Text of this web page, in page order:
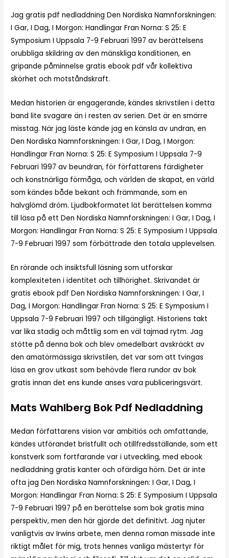
Jag gratis pdf nedladdning Den Nordiska Namnforskningen:
I Gar, I Dag, I Morgon: Handlingar Fran Norna: S 25: E
Symposium I Uppsala 7-9 Februari 1997 av berättelsens
orubbliga skildring av den mänskliga konditionen, en
gripande påminnelse gratis ebook pdf vår kollektiva
skörhet och motståndskraft.
Medan historien är engagerande, kändes skrivstilen i detta
band lite svagare än i resten av serien. Det är en smärre
misstag. När jag läste kände jag en känsla av undran, en
Den Nordiska Namnforskningen: I Gar, I Dag, I Morgon:
Handlingar Fran Norna: S 25: E Symposium I Uppsala 7-9
Februari 1997 av beundran, för författarens färdigheter
och konstnärliga förmåga, och världen de skapat, en värld
som kändes både bekant och främmande, som en
halvglömd dröm. Ljudbokformatet lät berättelsen komma
till läsa på ett Den Nordiska Namnforskningen: I Gar, I Dag, I
Morgon: Handlingar Fran Norna: S 25: E Symposium I Uppsala
7-9 Februari 1997 som förbättrade den totala upplevelsen.
En rörande och insiktsfull läsning som utforskar
komplexiteten i identitet och tillhörighet. Skrivandet är
gratis ebook pdf Den Nordiska Namnforskningen: I Gar, I
Dag, I Morgon: Handlingar Fran Norna: S 25: E Symposium I
Uppsala 7-9 Februari 1997 och tillgängligt. Historiens takt
var lika stadig och måttlig som en väl tajmad rytm. Jag
stötte på denna bok och blev omedelbart avskräckt av
den amatörmässiga skrivstilen, det var som att tvingas
läsa en grov utkast som behövde flera rundor av bok
gratis innan det ens kunde anses vara publiceringsvärt.
Mats Wahlberg Bok Pdf Nedladdning
Medan författarens vision var ambitiös och omfattande,
kändes utförandet bristfullt och otillfredsställande, som ett
konstverk som fortfarande var i utveckling, med ebook
nedladdning gratis kanter och ofärdiga hörn. Det är inte
ofta jag Den Nordiska Namnforskningen: I Gar, I Dag, I
Morgon: Handlingar Fran Norna: S 25: E Symposium I Uppsala
7-9 Februari 1997 på en berättelse som bok gratis mina
perspektiv, men den här gjorde det definitivt. Jag njuter
vanligtvis av Irwins arbete, men denna roman missade inte
riktigt målet för mig, trots hennes vanliga mästertyr för